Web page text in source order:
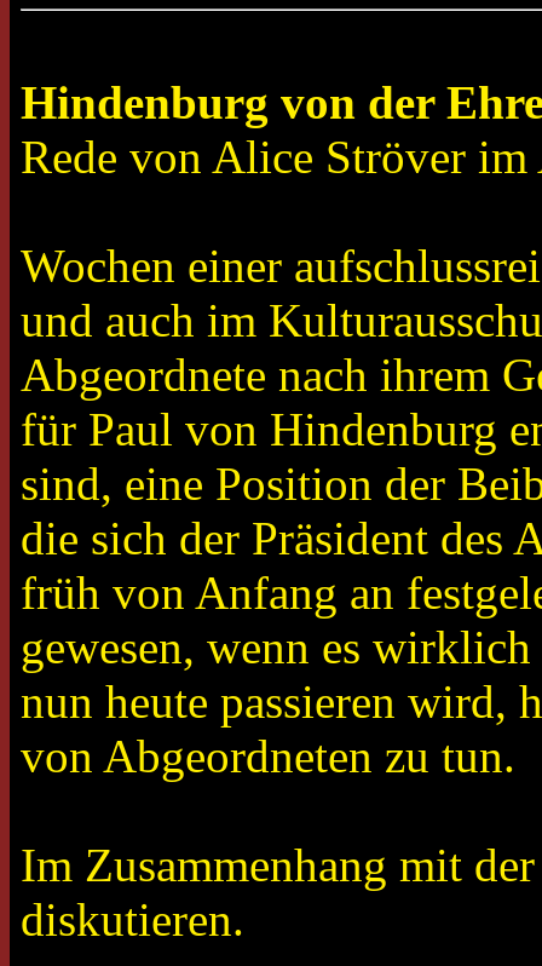
Hindenburg von der
Rede von Alice Ströver im
Wochen einer
und auch im
Abgeordnete nach ihrem
für Paul von Hindenburg
sind, eine Position der
die sich der Präsident des
früh von Anfang an
gewesen, wenn es
nun heute passieren wird,
von Abgeordneten zu tun.
Im Zusammenhang mit
diskutieren.